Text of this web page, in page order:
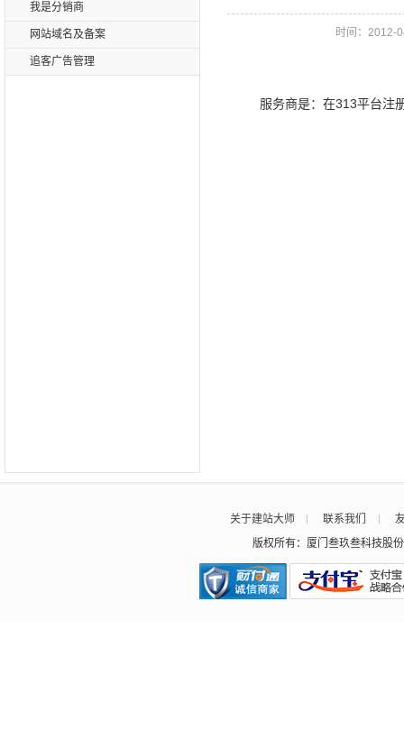
时间：2012-
服务商是：在313平台注
我是分销商
网站域名及备案
追客广告管理
关于建站大师 联系我们
版权所有：厦门叁玖叁科技股